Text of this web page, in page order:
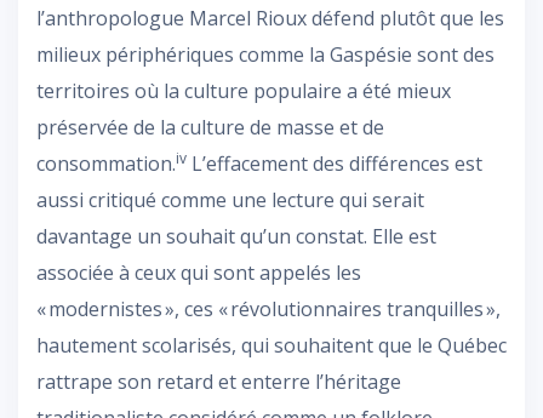
l’anthropologue Marcel Rioux défend plutôt que les
milieux périphériques comme la Gaspésie sont des
territoires où la culture populaire a été mieux
préservée de la culture de masse et de
consommation.iv L’effacement des différences est
aussi critiqué comme une lecture qui serait
davantage un souhait qu’un constat. Elle est
associée à ceux qui sont appelés les
« modernistes », ces « révolutionnaires tranquilles »,
hautement scolarisés, qui souhaitent que le Québec
rattrape son retard et enterre l’héritage